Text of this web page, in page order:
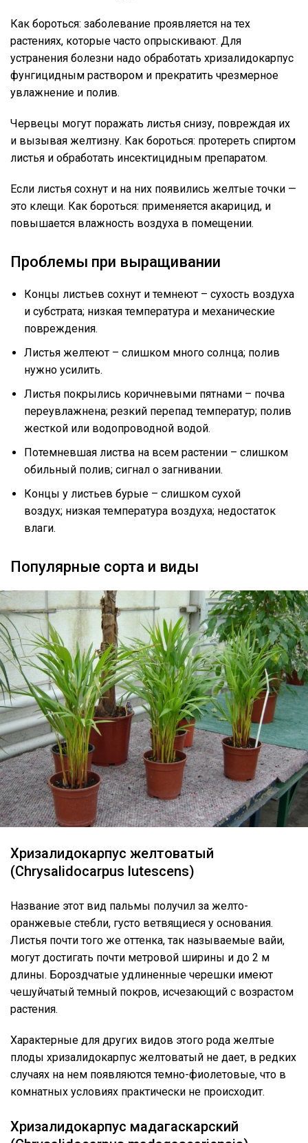
Как бороться: заболевание проявляется на тех
растениях, которые часто опрыскивают. Для
устранения болезни надо обработать хризалидокарпус
фунгицидным раствором и прекратить чрезмерное
увлажнение и полив.
Червецы могут поражать листья снизу, повреждая их
и вызывая желтизну. Как бороться: протереть спиртом
листья и обработать инсектицидным препаратом.
Если листья сохнут и на них появились желтые точки —
это клещи. Как бороться: применяется акарицид, и
повышается влажность воздуха в помещении.
Проблемы при выращивании
Концы листьев сохнут и темнеют – сухость воздуха
и субстрата; низкая температура и механические
повреждения.
Листья желтеют – слишком много солнца; полив
нужно усилить.
Листья покрылись коричневыми пятнами – почва
переувлажнена; резкий перепад температур; полив
жесткой или водопроводной водой.
Потемневшая листва на всем растении – слишком
обильный полив; сигнал о загнивании.
Концы у листьев бурые – слишком сухой
воздух; низкая температура воздуха; недостаток
влаги.
Популярные сорта и виды
Хризалидокарпус желтоватый
(Chrysalidocarpus lutescens)
Название этот вид пальмы получил за желто-
оранжевые стебли, густо ветвящиеся у основания.
Листья почти того же оттенка, так называемые вайи,
могут достигать почти метровой ширины и до 2 м
длины. Бороздчатые удлиненные черешки имеют
чешуйчатый темный покров, исчезающий с возрастом
растения.
Характерные для других видов этого рода желтые
плоды хризалидокарпус желтоватый не дает, в редких
случаях на нем появляются темно-фиолетовые, что в
комнатных условиях практически не происходит.
Хризалидокарпус мадагаскарский